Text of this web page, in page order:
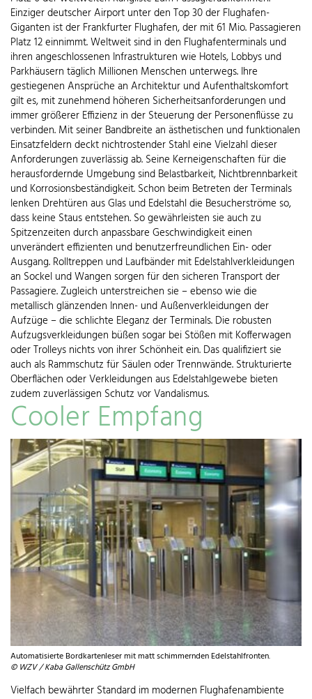
Einziger deutscher Airport unter den Top 30 der Flughafen-
Giganten ist der Frankfurter Flughafen, der mit 61 Mio. Passagieren
Platz 12 einnimmt. Weltweit sind in den Flughafenterminals und
ihren angeschlossenen Infrastrukturen wie Hotels, Lobbys und
Parkhäusern täglich Millionen Menschen unterwegs. Ihre
gestiegenen Ansprüche an Architektur und Aufenthaltskomfort
gilt es, mit zunehmend höheren Sicherheitsanforderungen und
immer größerer Effizienz in der Steuerung der Personenflüsse zu
verbinden. Mit seiner Bandbreite an ästhetischen und funktionalen
Einsatzfeldern deckt nichtrostender Stahl eine Vielzahl dieser
Anforderungen zuverlässig ab. Seine Kerneigenschaften für die
herausfordernde Umgebung sind Belastbarkeit, Nichtbrennbarkeit
und Korrosionsbeständigkeit. Schon beim Betreten der Terminals
lenken Drehtüren aus Glas und Edelstahl die Besucherströme so,
dass keine Staus entstehen. So gewährleisten sie auch zu
Spitzenzeiten durch anpassbare Geschwindigkeit einen
unverändert effizienten und benutzerfreundlichen Ein- oder
Ausgang. Rolltreppen und Laufbänder mit Edelstahlverkleidungen
an Sockel und Wangen sorgen für den sicheren Transport der
Passagiere. Zugleich unterstreichen sie – ebenso wie die
metallisch glänzenden Innen- und Außenverkleidungen der
Aufzüge – die schlichte Eleganz der Terminals. Die robusten
Aufzugsverkleidungen büßen sogar bei Stößen mit Kofferwagen
oder Trolleys nichts von ihrer Schönheit ein. Das qualifiziert sie
auch als Rammschutz für Säulen oder Trennwände. Strukturierte
Oberflächen oder Verkleidungen aus Edelstahlgewebe bieten
zudem zuverlässigen Schutz vor Vandalismus.
Cooler Empfang
Automatisierte Bordkartenleser mit matt schimmernden Edelstahlfronten.
© WZV / Kaba Gallenschütz GmbH
Vielfach bewährter Standard im modernen Flughafenambiente